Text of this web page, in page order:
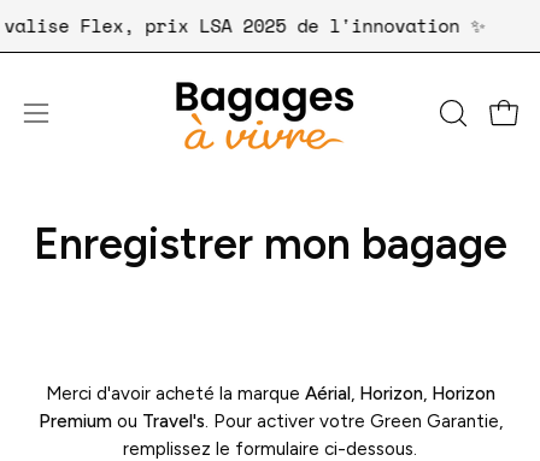
Allervalise Flex, prix LSA 2025 de l'innovation ✨
Ouvrir
navigation
OUVRIR
Enregistrer mon bagage
Merci d'avoir acheté la marque Aérial, Horizon, Horizon
Premiumou Travel's . Pour activer votre Green Garantie,
remplissez le formulaire ci-dessous.